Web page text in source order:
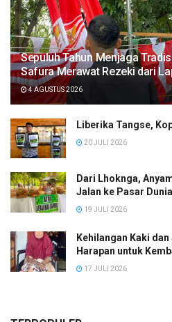
Sepuluh Tahun Menjaga
Safura Merawat Rezeki dari
4 AGUSTUS 2026
Liberika Tangse,
20 JULI 2026
Dari Lhoknga,
Jalan ke Pasar Dunia
19 JULI 2026
Kehilangan Kaki
Harapan untuk
17 JULI 2026